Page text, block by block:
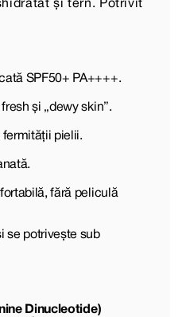
și tern. Potrivit
SPF50+ PA++++.
și „dewy skin”.
fermității pielii.
fără peliculă
se potrivește sub
Dinucleotide)